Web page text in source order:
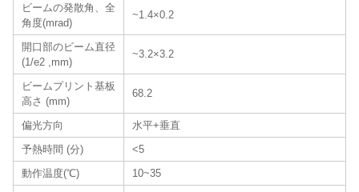
ビームの発散角、全
角度(mrad)
~1.4×0.2
開口部のビーム直径
(1/e2 ,mm)
~3.2×3.2
ビームプリント基板
高さ (mm)
68.2
偏光方向
水平+垂直
予熱時間 (分)
<5
動作温度(℃)
10~35